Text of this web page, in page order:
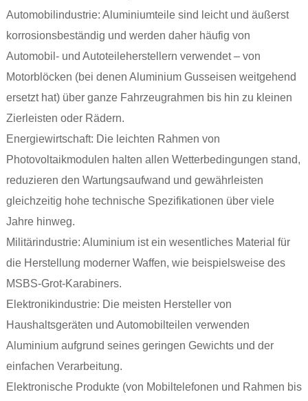
Automobilindustrie: Aluminiumteile sind leicht und äußerst
korrosionsbeständig und werden daher häufig von
Automobil- und Autoteileherstellern verwendet – von
Motorblöcken (bei denen Aluminium Gusseisen weitgehend
ersetzt hat) über ganze Fahrzeugrahmen bis hin zu kleinen
Zierleisten oder Rädern.
Energiewirtschaft: Die leichten Rahmen von
Photovoltaikmodulen halten allen Wetterbedingungen stand,
reduzieren den Wartungsaufwand und gewährleisten
gleichzeitig hohe technische Spezifikationen über viele
Jahre hinweg.
Militärindustrie: Aluminium ist ein wesentliches Material für
die Herstellung moderner Waffen, wie beispielsweise des
MSBS-Grot-Karabiners.
Elektronikindustrie: Die meisten Hersteller von
Haushaltsgeräten und Automobilteilen verwenden
Aluminium aufgrund seines geringen Gewichts und der
einfachen Verarbeitung.
Elektronische Produkte (von Mobiltelefonen und Rahmen bis